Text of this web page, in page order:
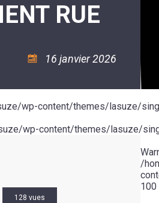
À
LA
wp-content/themes/lasuze/
wp-content/themes/lasuze/
RUE
16 janvier 2026
128 vues
/
100